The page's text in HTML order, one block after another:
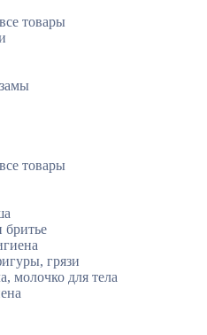
товары
товары
бритье
грязи
молочко для тела